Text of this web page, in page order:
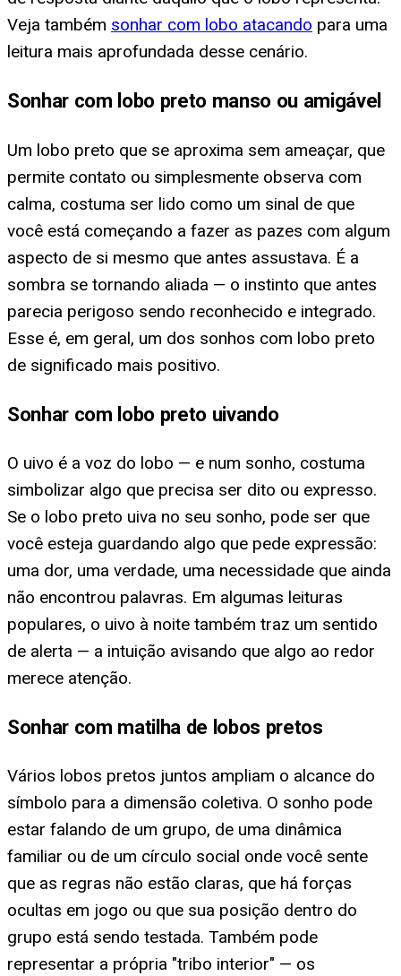
Veja também sonhar com lobo atacando para uma
leitura mais aprofundada desse cenário.
Sonhar com lobo preto manso ou amigável
Um lobo preto que se aproxima sem ameaçar, que
permite contato ou simplesmente observa com
calma, costuma ser lido como um sinal de que
você está começando a fazer as pazes com algum
aspecto de si mesmo que antes assustava. É a
sombra se tornando aliada — o instinto que antes
parecia perigoso sendo reconhecido e integrado.
Esse é, em geral, um dos sonhos com lobo preto
de significado mais positivo.
Sonhar com lobo preto uivando
O uivo é a voz do lobo — e num sonho, costuma
simbolizar algo que precisa ser dito ou expresso.
Se o lobo preto uiva no seu sonho, pode ser que
você esteja guardando algo que pede expressão:
uma dor, uma verdade, uma necessidade que ainda
não encontrou palavras. Em algumas leituras
populares, o uivo à noite também traz um sentido
de alerta — a intuição avisando que algo ao redor
merece atenção.
Sonhar com matilha de lobos pretos
Vários lobos pretos juntos ampliam o alcance do
símbolo para a dimensão coletiva. O sonho pode
estar falando de um grupo, de uma dinâmica
familiar ou de um círculo social onde você sente
que as regras não estão claras, que há forças
ocultas em jogo ou que sua posição dentro do
grupo está sendo testada. Também pode
representar a própria "tribo interior" — os